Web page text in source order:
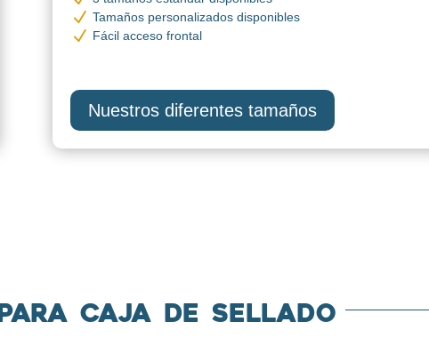
N Tamaños personalizados disponibles
N Fácil acceso frontal
Nuestros diferentes tamaños
caja de sellado